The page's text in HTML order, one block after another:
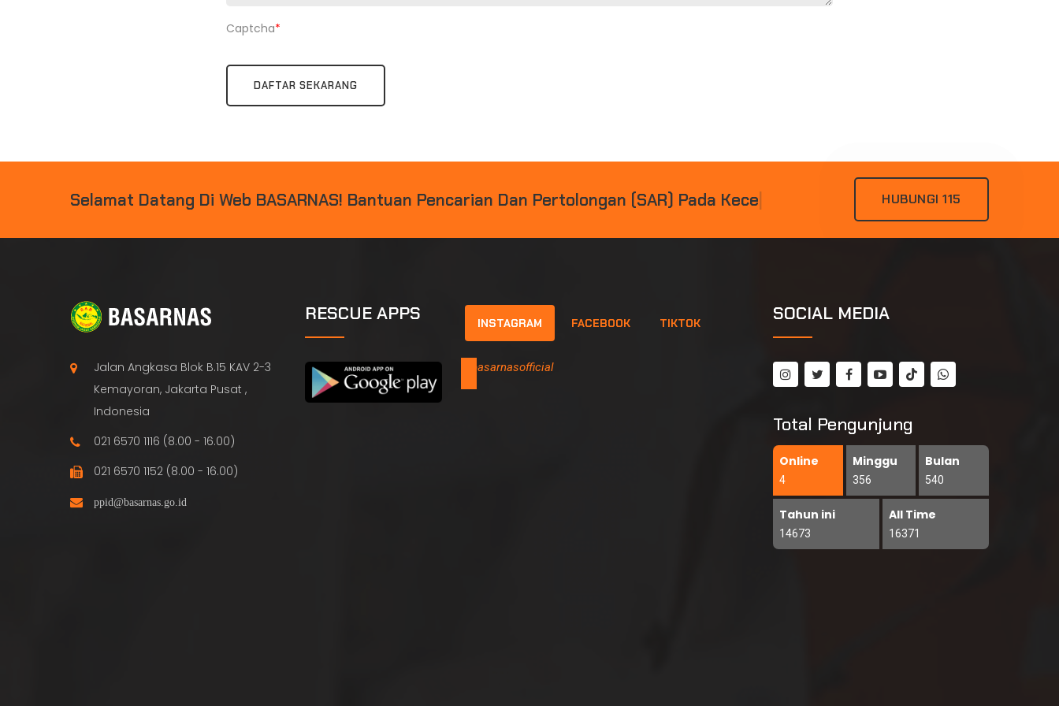
Captcha*
DAFTAR SEKARANG
Selamat Datang Di Web BASARNAS! BANTUAN PENCARIAN DAN PERTOLONGAN (SAR) PADA KECE HUBUNGI 115
Jalan Angkasa Blok B.15 KAV 2-3
Kemayoran, Jakarta Pusat ,
Indonesia
021 6570 1116 (8.00 - 16.00)
021 6570 1152 (8.00 - 16.00)
RESCUE APPS INSTAGRAM FACEBOOK TIKTOK
@basarnasofficial
SOCIAL MEDIA
Total Pengunjung
Online
4
Minggu
356
Bulan
540
Tahun ini
14673
All Time
16371